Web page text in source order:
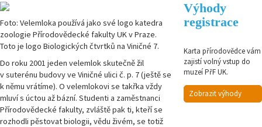
Foto: Velemloka používá jako své logo katedra
zoologie Přírodovědecké fakulty UK v Praze.
Toto je logo Biologických čtvrtků na Viničné 7.
Do roku 2001 jeden velemlok skutečně žil
v suterénu budovy ve Viničné ulici č. p. 7 (ještě se
k němu vrátíme). O velemlokovi se takřka vždy
mluví s úctou až bázní. Studenti a zaměstnanci
Přírodovědecké fakulty, zvláště pak ti, kteří se
rozhodli pěstovat biologii, vědu živém, se totiž
Výhody
registrace
Karta přírodovědce vám
zajistí volný vstup do
muzeí PřF UK.
Zobrazit výhody